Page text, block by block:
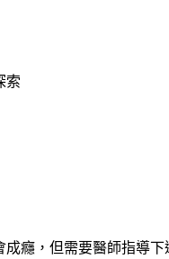
索
成癮，但需要醫師指導下